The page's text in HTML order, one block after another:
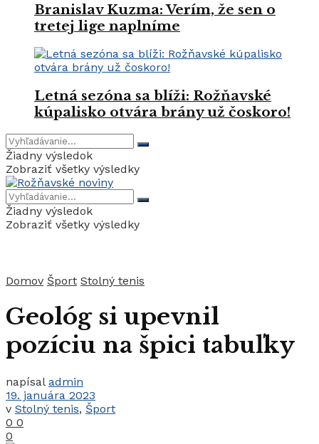
Branislav Kuzma: Verím, že sen o
tretej lige naplníme
Letná sezóna sa blíži: Rožňavské
kúpalisko otvára brány už čoskoro!
Žiadny výsledok
Zobraziť všetky výsledky
Žiadny výsledok
Zobraziť všetky výsledky
Domov Šport Stolný tenis
Geológ si upevnil
pozíciu na špici tabuľky
napísal admin
19. januára 2023
v Stolný tenis, Šport
0 0
0